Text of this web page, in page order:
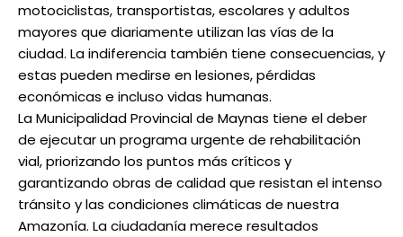
motociclistas, transportistas, escolares y adultos
mayores que diariamente utilizan las vías de la
ciudad. La indiferencia también tiene consecuencias, y
estas pueden medirse en lesiones, pérdidas
económicas e incluso vidas humanas.
La Municipalidad Provincial de Maynas tiene el deber
de ejecutar un programa urgente de rehabilitación
vial, priorizando los puntos más críticos y
garantizando obras de calidad que resistan el intenso
tránsito y las condiciones climáticas de nuestra
Amazonía. La ciudadanía merece resultados